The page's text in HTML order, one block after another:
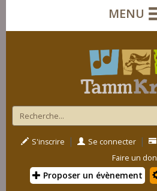
MENU
S'inscrire | Se connecter |
Faire un don
Proposer un évènement